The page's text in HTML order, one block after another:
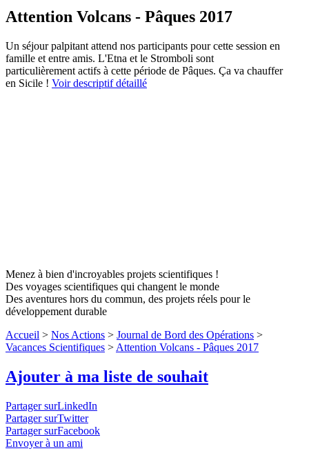
Attention Volcans - Pâques 2017
Un séjour palpitant attend nos participants pour cette session en
famille et entre amis. L'Etna et le Stromboli sont
particulièrement actifs à cette période de Pâques. Ça va chauffer
en Sicile ! Voir descriptif détaillé
Menez à bien d'incroyables projets scientifiques !
Des voyages scientifiques qui changent le monde
Des aventures hors du commun, des projets réels pour le
développement durable
Accueil > Nos Actions > Journal de Bord des Opérations >
Vacances Scientifiques > Attention Volcans - Pâques 2017
Ajouter à ma liste de souhait
Partager surLinkedIn
Partager surTwitter
Partager surFacebook
Envoyer à un ami